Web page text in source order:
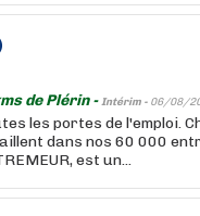
de Plérin -Intérim - 06/08/
les portes de l'emploi.
dans nos 60 000
est un...